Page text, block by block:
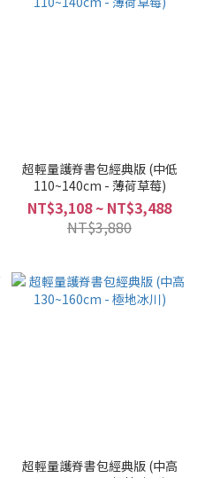
超輕量護脊書包經典版 (中低
110~140cm - 薄荷草莓)
NT$3,108 ~ NT$3,488
NT$3,880
超輕量護脊書包經典版 (中高